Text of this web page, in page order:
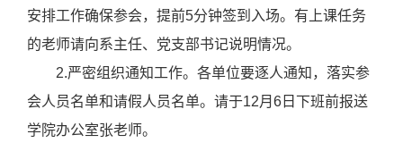
安排工作确保参会，提前5分钟签到入场。有上课任务
的老师请向系主任、党支部书记说明情况。
2.严密组织通知工作。各单位要逐人通知，落实参
会人员名单和请假人员名单。请于12月 6 日下班前报送
学院办公室张老师。